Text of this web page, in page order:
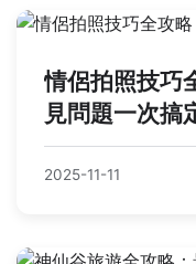
情侶拍照技巧
見問題一次搞
2025-11-11